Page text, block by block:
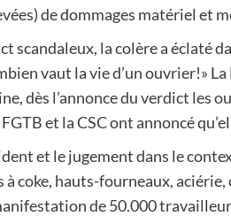
de dommages matériel et
scandaleux, la colère a éclaté
vaut la vie d’un ouvrier!»
dès l’annonce du verdict
et la CSC ont annoncé
et le jugement dans le
à coke, hauts-fourneaux,
de 50.000